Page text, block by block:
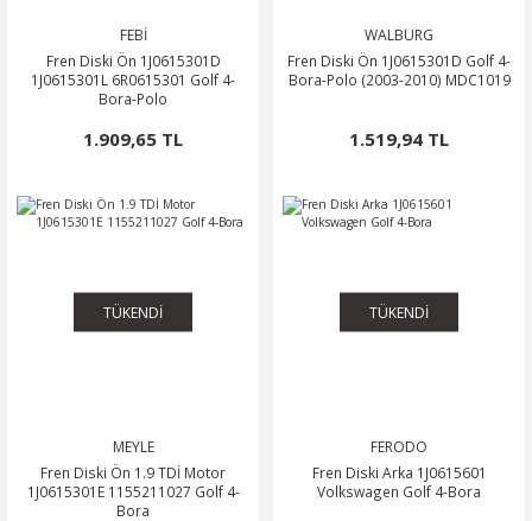
FEBİ
Fren Diski Ön 1J0615301D
1J0615301L 6R0615301 Golf 4-
Bora-Polo
1.909,65 TL
WALBURG
Fren Diski Ön 1J0615301D Golf 4-
Bora-Polo (2003-2010) MDC1019
1.519,94 TL
TÜKENDİ
MEYLE
Fren Diski Ön 1.9 TDİ Motor
1J0615301E 1155211027 Golf 4-
Bora
TÜKENDİ
FERODO
Fren Diski Arka 1J0615601
Volkswagen Golf 4-Bora